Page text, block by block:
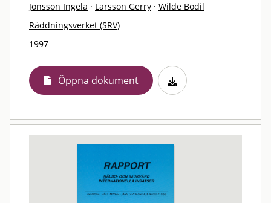
Jonsson Ingela · Larsson Gerry · Wilde Bodil
Räddningsverket (SRV)
1997
Öppna dokument